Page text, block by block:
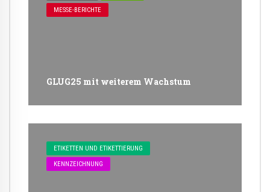
MESSE-BERICHTE
GLUG25 mit weiterem Wachstum
ETIKETTEN UND ETIKETTIERUNG
KENNZEICHNUNG